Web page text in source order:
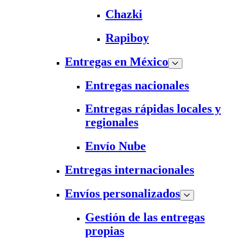
Chazki
Rapiboy
Entregas en México
Entregas nacionales
Entregas rápidas locales y
regionales
Envío Nube
Entregas internacionales
Envíos personalizados
Gestión de las entregas
propias